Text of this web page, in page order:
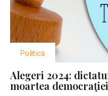
Politică
Alegeri 2024:
moartea democraţiei